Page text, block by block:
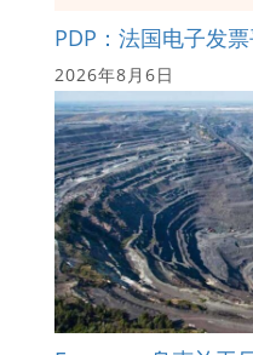
PDP：法国电子发
2026年8月6日